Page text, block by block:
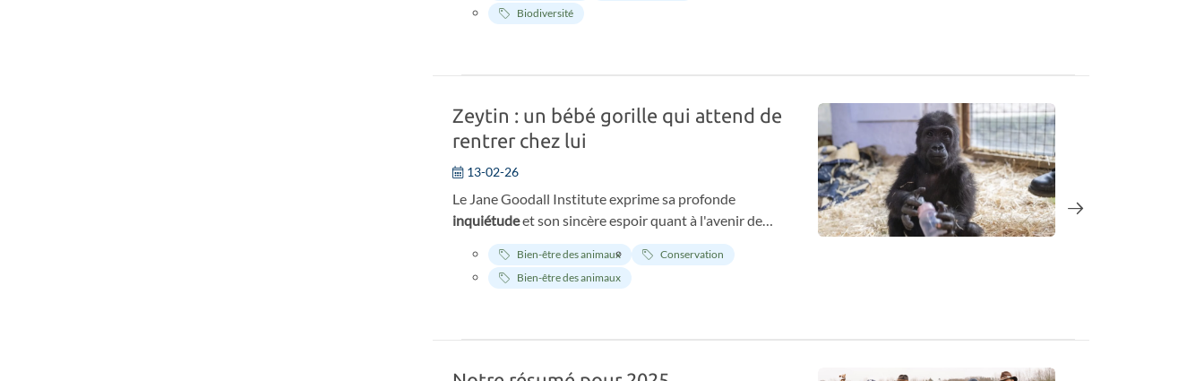
Biodiversité
Zeytin : un bébé gorille qui attend de
rentrer chez lui
13-02-26
Le Jane Goodall Institute exprime sa profonde
inquiétudeet son sincère espoir quant à l'avenir de
Zeytin, un bébé gorille actuellement détenu dans un
zoo turc après avoir été sauvé d'un trafic illégal.
Bien-être des animaux
Conservation
Bien-être des animaux